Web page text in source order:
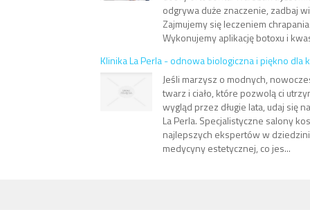
odgrywa duże znaczenie, zadbaj
Zajmujemy się leczeniem
Wykonujemy aplikację botoxu i
Klinika La Perla - odnowa biologiczna i piękno dla
Jeśli marzysz o modnych,
twarz i ciało, które pozwolą ci
wygląd przez długie lata, udaj się
La Perla. Specjalistyczne salony
najlepszych ekspertów w
medycyny estetycznej, co jes...